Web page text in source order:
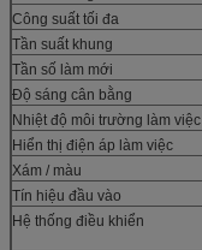
Công suất tối đa
Tần suất khung
Tần số làm mới
Độ sáng cân bằng
Nhiệt độ môi trường làm việc
Hiển thị điện áp làm việc
Xám / màu
Tín hiệu đầu vào
Hệ thống điều khiển